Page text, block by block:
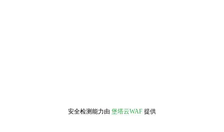
安全检测能力由 堡塔云WAF 提供